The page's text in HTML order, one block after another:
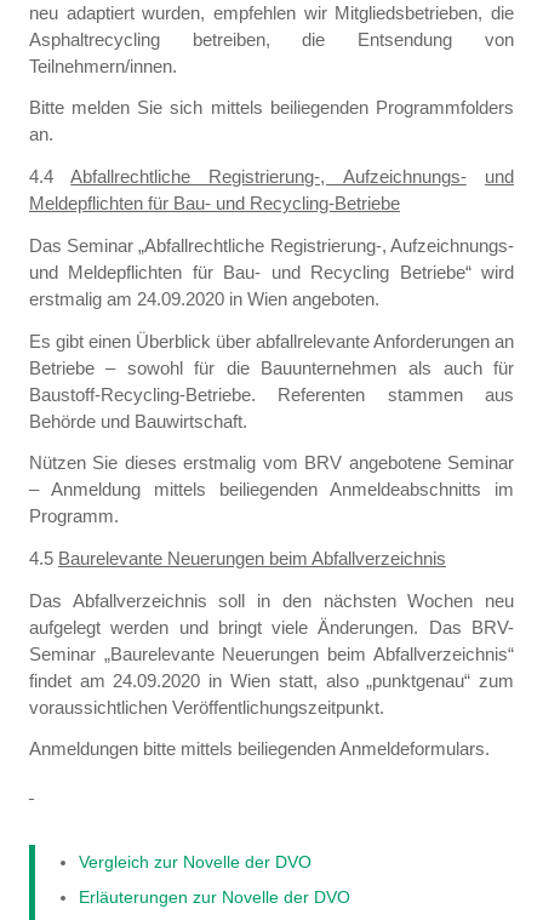
neu adaptiert wurden, empfehlen wir Mitgliedsbetrieben, die
Asphaltrecycling betreiben, die Entsendung von
Teilnehmern/innen.
Bitte melden Sie sich mittels beiliegenden Programmfolders
an.
4.4Abfallrechtliche Registrierung-, Aufzeichnungs-
und
Meldepflichten für Bau- und Recycling-Betriebe
Das Seminar „Abfallrechtliche Registrierung-, Aufzeichnungs-
und Meldepflichten für Bau- und Recycling Betriebe“ wird
erstmalig am 24.09.2020 in Wien angeboten.
Es gibt einen Überblick über abfallrelevante Anforderungen an
Betriebe – sowohl für die Bauunternehmen als auch für
Baustoff-Recycling-Betriebe. Referenten stammen aus
Behörde und Bauwirtschaft.
Nützen Sie dieses erstmalig vom BRV angebotene Seminar
– Anmeldung mittels beiliegenden Anmeldeabschnitts im
Programm.
4.5 Baurelevante Neuerungen beim Abfallverzeichnis
Das Abfallverzeichnis soll in den nächsten Wochen neu
aufgelegt werden und bringt viele Änderungen. Das BRV-
Seminar „Baurelevante Neuerungen beim Abfallverzeichnis“
findet am 24.09.2020 in Wien statt, also „punktgenau“ zum
voraussichtlichen Veröffentlichungszeitpunkt.
Anmeldungen bitte mittels beiliegenden Anmeldeformulars.
Vergleich zurNovelle der DVO
Erläuterungen zur Novelle der DVO